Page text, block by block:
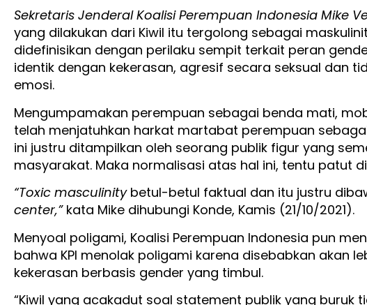
Sekretaris Jenderal Koalisi Perempuan Indonesia Mike
yang dilakukan dari Kiwil itu tergolong sebagai
didefinisikan dengan perilaku sempit terkait peran
identik dengan kekerasan, agresif secara seksual dan
emosi.
Mengumpamakan perempuan sebagai benda mati,
telah menjatuhkan harkat martabat perempuan
ini justru ditampilkan oleh seorang publik figur yang
masyarakat. Maka normalisasi atas hal ini, tentu patut
“Toxic masculinitybetul-betul faktual dan itu justru
center,”kata Mike dihubungi Konde, Kamis (21/10/2021).
Menyoal poligami, Koalisi Perempuan Indonesia pun
bahwa KPI menolak poligami karena disebabkan akan
kekerasan berbasis gender yang timbul.
“Kiwil yang acakadut soal statement publik yang buruk